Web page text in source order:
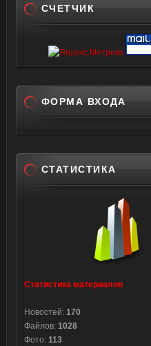
СЧЕТЧИК
ФОРМА ВХОДА
СТАТИСТИКА
Статистика материалов
Новостей: 170
Файлов: 1028
Фото: 113